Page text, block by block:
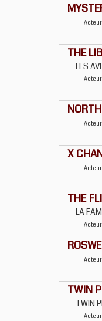
Acteur
THE
LES
Acteur
Acteur
X
Acteur
THE
LA
Acteur
Acteur
TWIN
TWIN
Acteur